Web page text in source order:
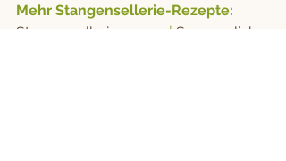
Mehr Stangensellerie-Rezepte:
Stangensellerie-suppe
| Sommerliche